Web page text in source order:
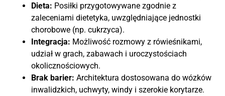
Dieta: Posiłki przygotowywane zgodnie z
zaleceniami dietetyka, uwzględniające jednostki
chorobowe (np. cukrzyca).
Integracja: Możliwość rozmowy z rówieśnikami,
udział w grach, zabawach i uroczystościach
okolicznościowych.
Brak barier: Architektura dostosowana do wózków
inwalidzkich, uchwyty, windy i szerokie korytarze.